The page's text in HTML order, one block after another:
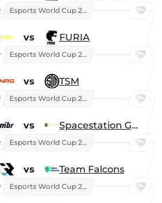
Esports World Cup 2026
vs FURIA
Esports World Cup 2026
vs TSM
Esports World Cup 2026
vs Spacestation Gaming
Esports World Cup 2026
vs Team Falcons
Esports World Cup 2026